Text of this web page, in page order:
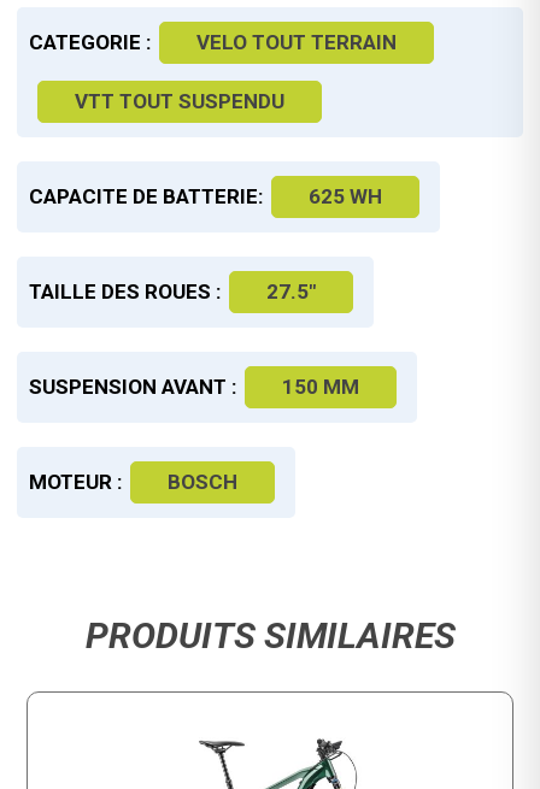
CATEGORIE : VELO TOUT TERRAIN
VTT TOUT SUSPENDU
CAPACITE DE BATTERIE: 625 WH
TAILLE DES ROUES : 27.5"
SUSPENSION AVANT : 150 MM
MOTEUR : BOSCH
PRODUITS SIMILAIRES